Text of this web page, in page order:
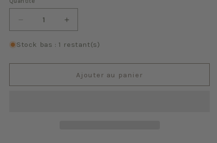
Quantité
Réduire
la
quantité
Flora
Augmenter
la
quantité
Flora
Aubépine
Stock bas : 1 restant(s)
Ajouter au panier